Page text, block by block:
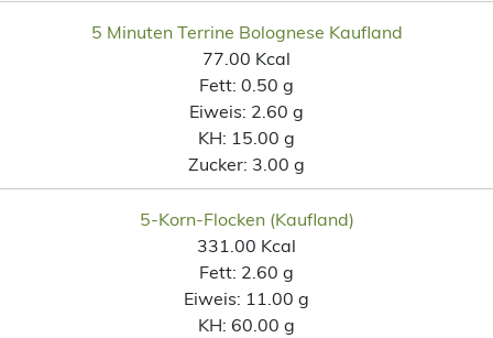
5 Minuten Terrine Bolognese Kaufland
77.00 Kcal
Fett: 0.50 g
Eiweis: 2.60 g
KH: 15.00 g
Zucker: 3.00 g
5-Korn-Flocken (Kaufland)
331.00 Kcal
Fett: 2.60 g
Eiweis: 11.00 g
KH: 60.00 g